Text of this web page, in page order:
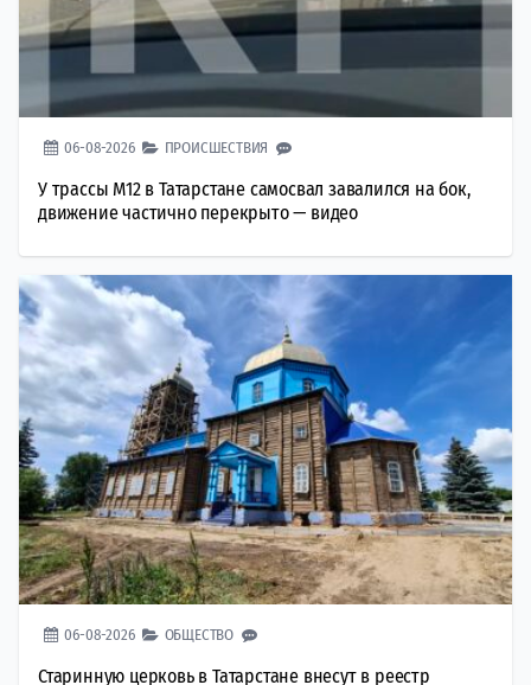
06-08-2026 ПРОИСШЕСТВИЯ
У трассы М12 в Татарстане самосвал завалился на бок,
движение частично перекрыто — видео
06-08-2026 ОБЩЕСТВО
Старинную церковь в Татарстане внесут в реестр